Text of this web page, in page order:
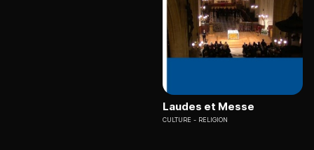
Laudes et Messe
CULTURE RELIGION